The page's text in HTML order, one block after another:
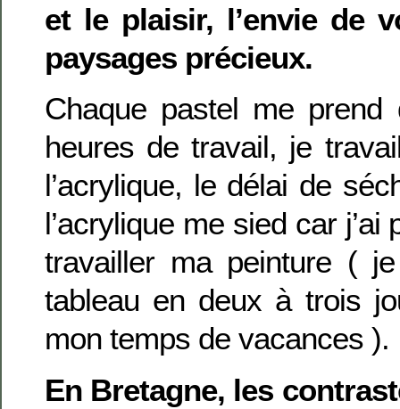
et le plaisir, l’envie de
paysages précieux.
Chaque pastel me
heures de travail, je
l’acrylique, le délai de
l’acrylique me sied car
travailler ma peinture (
tableau en deux à trois
mon temps de vacances ).
En Bretagne, les